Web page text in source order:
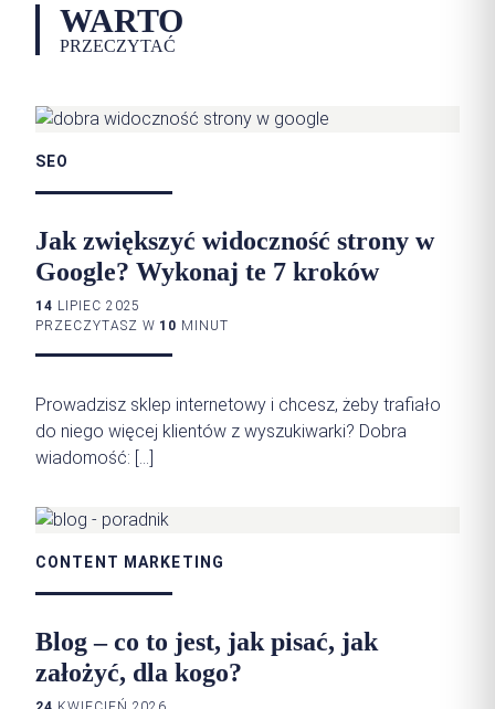
WARTO
PRZECZYTAĆ
SEO
Jak zwiększyć widoczność strony w
Google? Wykonaj te 7 kroków
14 LIPIEC 2025
PRZECZYTASZ W 10 MINUT
Prowadzisz sklep internetowy i chcesz, żeby trafiało
do niego więcej klientów z wyszukiwarki? Dobra
wiadomość: […]
CONTENT MARKETING
Blog – co to jest, jak pisać, jak
założyć, dla kogo?